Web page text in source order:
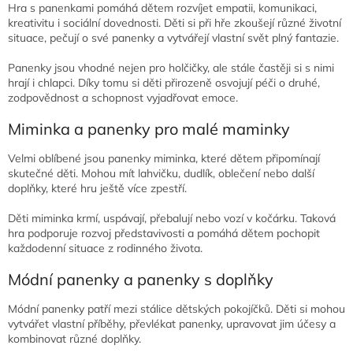
u
Hra s panenkami pomáhá dětem rozvíjet empatii, komunikaci,
kreativitu i sociální dovednosti. Děti si při hře zkoušejí různé životní
situace, pečují o své panenky a vytvářejí vlastní svět plný fantazie.
Panenky jsou vhodné nejen pro holčičky, ale stále častěji si s nimi
hrají i chlapci. Díky tomu si děti přirozeně osvojují péči o druhé,
zodpovědnost a schopnost vyjadřovat emoce.
Miminka a panenky pro malé maminky
Velmi oblíbené jsou panenky miminka, které dětem připomínají
skutečné děti. Mohou mít lahvičku, dudlík, oblečení nebo další
doplňky, které hru ještě více zpestří.
Děti miminka krmí, uspávají, přebalují nebo vozí v kočárku. Taková
hra podporuje rozvoj představivosti a pomáhá dětem pochopit
každodenní situace z rodinného života.
Módní panenky a panenky s doplňky
Módní panenky patří mezi stálice dětských pokojíčků. Děti si mohou
vytvářet vlastní příběhy, převlékat panenky, upravovat jim účesy a
kombinovat různé doplňky.